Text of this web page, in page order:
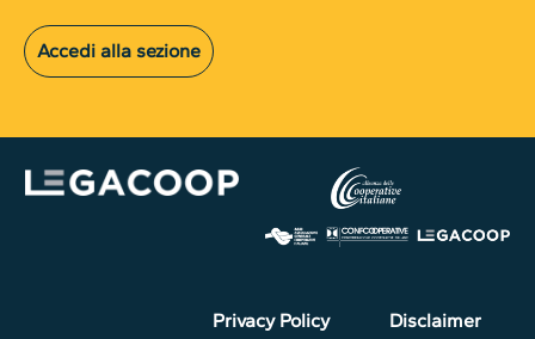
Accedi alla sezione
Privacy Policy
Disclaimer